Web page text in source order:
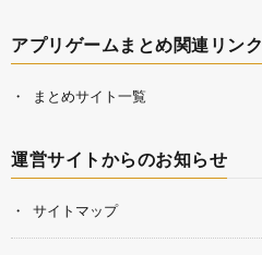
アプリゲームまとめ関連リンク
まとめサイト一覧
運営サイトからのお知らせ
サイトマップ